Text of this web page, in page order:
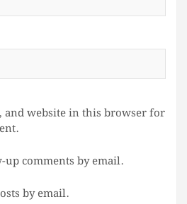
and website in this browser for
comments by email.
by email.